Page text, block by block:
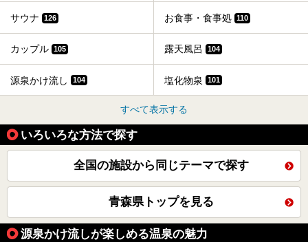
サウナ 126 お食事・食事処 110
カップル 105 露天風呂 104
源泉かけ流し 104 塩化物泉 101
すべて表示する
いろいろな方法で探す
全国の施設から同じテーマで探す
青森県トップを見る
源泉かけ流しが楽しめる温泉の魅力